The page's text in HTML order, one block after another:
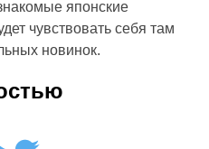
японские
чувствовать себя там
новинок.